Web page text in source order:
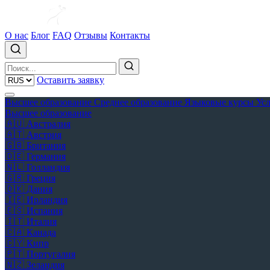
О нас Блог FAQ Отзывы Контакты
Оставить заявку
Высшее образование Среднее образование Языковые курсы
Высшее образование
🇦🇺 Австралия
🇦🇹 Австрия
🇬🇧 Британия
🇩🇪 Германия
🇳🇱 Голландия
🇬🇷 Греция
🇩🇰 Дания
🇮🇪 Ирландия
🇪🇸 Испания
🇮🇹 Италия
🇨🇦 Канада
🇨🇾 Кипр
🇵🇹 Португалия
🇳🇿 Зеландия